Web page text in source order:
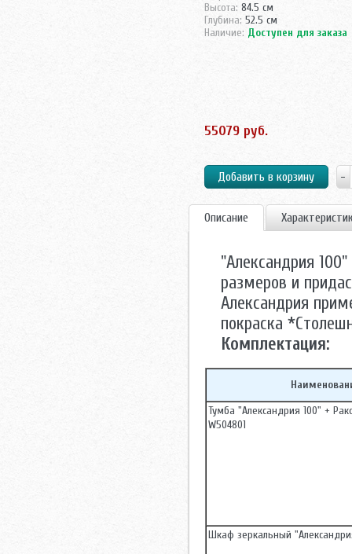
Высота: 84.5 см
Глубина: 52.5 см
Наличие: Доступен для заказа
55079 руб.
Описание
"Александрия
размеров и
Александрия
покраска
Комплектация:
Тумба "Александрия 100" +
W504801
Шкаф зеркальный